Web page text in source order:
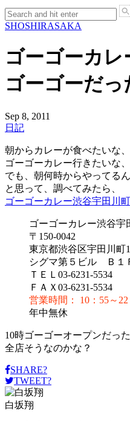
SHOSHIRASAKA
ゴーゴーカ
ゴーゴーだっ
Sep 8, 2011
日記
朝からカレーが食べたいな、
ゴーゴーカレー行きたいな、
でも、朝何時からやってるん
と思って、調べてみたら、
ゴーゴーカレー渋谷宇田川
ゴーゴーカレー渋谷宇
〒150-0042
東京都渋谷区宇田川町
シグマ第５ビル Ｂ１
ＴＥＬ03-6231-5534
ＦＡＸ03-6231-5534
営業時間： 10：55～22
年中無休
10時ゴーゴーオープンだった
全店そうなのかな？
SHARE?
TWEET?
白坂翔